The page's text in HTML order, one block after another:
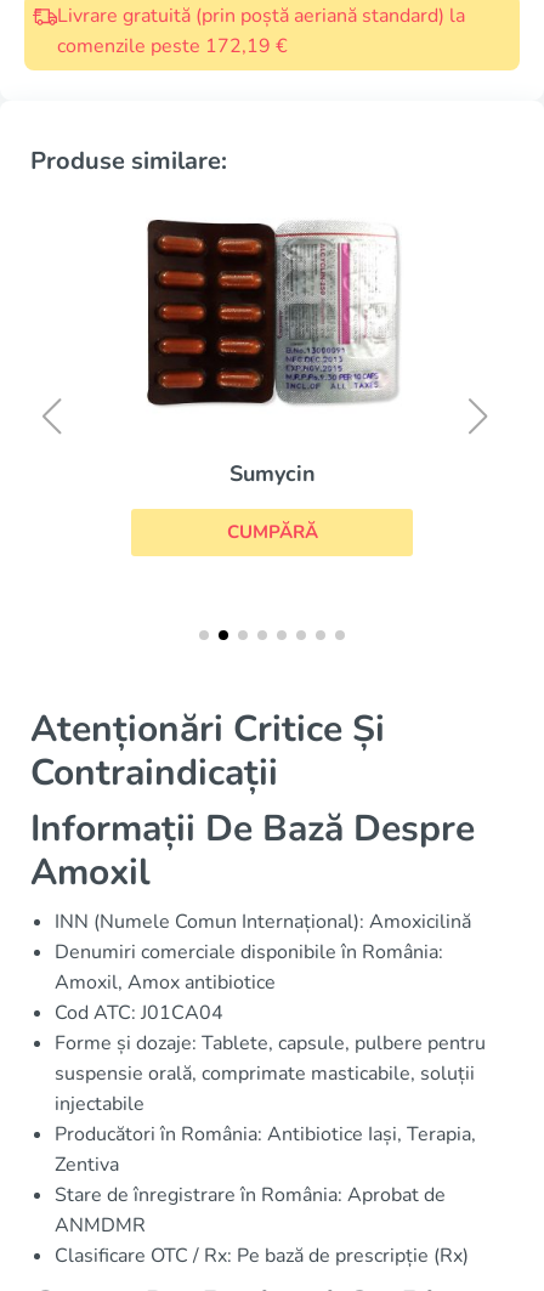
Livrare gratuită (prin poștă aeriană standard) la
comenzile peste 172,19 €
Produse similare:
Sumycin
CUMPĂRĂ
Atenționări Critice Și
Contraindicații
Informații De Bază Despre
Amoxil
INN (Numele Comun Internațional): Amoxicilină
Denumiri comerciale disponibile în România:
Amoxil, Amox antibiotice
Cod ATC: J01CA04
Forme și dozaje: Tablete, capsule, pulbere pentru
suspensie orală, comprimate masticabile, soluții
injectabile
Producători în România: Antibiotice Iași, Terapia,
Zentiva
Stare de înregistrare în România: Aprobat de
ANMDMR
Clasificare OTC / Rx: Pe bază de prescripție (Rx)